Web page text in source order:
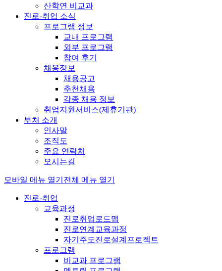
산학연 비교과
진로·취업 소식
프로그램 정보
교내 프로그램
외부 프로그램
참여 후기
채용정보
채용공고
추천채용
각종 채용 정보
취업지원서비스(제휴기관)
부처 소개
인사말
조직도
주요 연락처
오시는길
모바일 메뉴 열기 전체 메뉴 열기
진로·취업
교육과정
진로취업로드맵
진로연계교육과정
자기주도진로설계프로젝트
프로그램
비교과 프로그램